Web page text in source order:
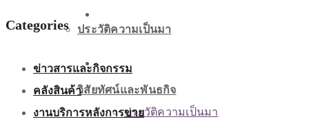
ประวัติความเป็นมา
วิสัยทัศน์และพันธกิจ
เกี่ยวกับเรา
ประวัติความเป็นมา
Categories
ข่าวสารและกิจกรรม
คลังสินค้า
งานบริการหลังการขาย